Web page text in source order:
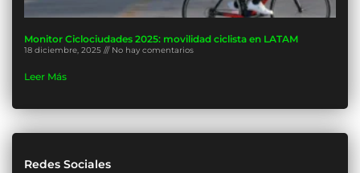
Monitor Ciclociudades 2025: movilidad ciclista en LATAM
18 diciembre, 2025 No hay comentarios
Leer Más
Redes Sociales